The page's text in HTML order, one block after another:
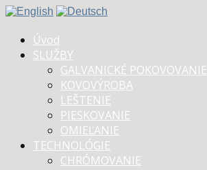
Úvod
SLUŽBY
GALVANICKÉ POKOVOVANIE
KOVOVÝROBA
LEŠTENIE
PIESKOVANIE
OMIEĽANIE
TECHNOLÓGIE
CHRÓMOVANIE